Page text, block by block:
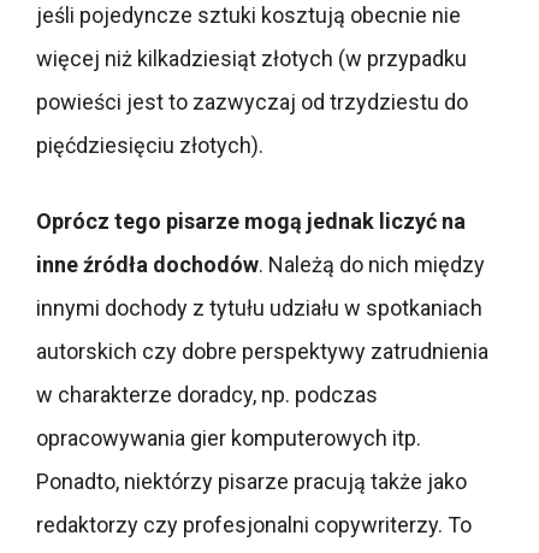
jeśli pojedyncze sztuki kosztują obecnie nie
więcej niż kilkadziesiąt złotych (w przypadku
powieści jest to zazwyczaj od trzydziestu do
pięćdziesięciu złotych).
Oprócz tego pisarze mogą jednak liczyć na
inne źródła dochodów. Należą do nich między
innymi dochody z tytułu udziału w spotkaniach
autorskich czy dobre perspektywy zatrudnienia
w charakterze doradcy, np. podczas
opracowywania gier komputerowych itp.
Ponadto, niektórzy pisarze pracują także jako
redaktorzy czy profesjonalni copywriterzy. To